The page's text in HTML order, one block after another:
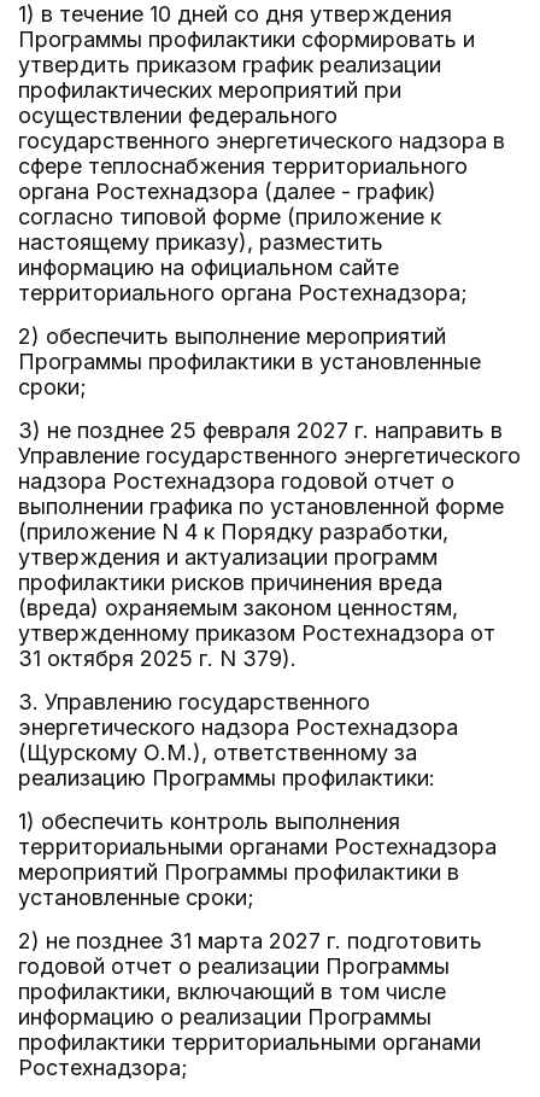
1) в течение 10 дней со дня утверждения
Программы профилактики сформировать и
утвердить приказом график реализации
профилактических мероприятий при
осуществлении федерального
государственного энергетического надзора в
сфере теплоснабжения территориального
органа Ростехнадзора (далее - график)
согласно типовой форме (приложение к
настоящему приказу), разместить
информацию на официальном сайте
территориального органа Ростехнадзора;
2) обеспечить выполнение мероприятий
Программы профилактики в установленные
сроки;
3) не позднее 25 февраля 2027 г. направить в
Управление государственного энергетического
надзора Ростехнадзора годовой отчет о
выполнении графика по установленной форме
(приложение N 4 к Порядку разработки,
утверждения и актуализации программ
профилактики рисков причинения вреда
(вреда) охраняемым законом ценностям,
утвержденному приказом Ростехнадзора от
31 октября 2025 г. N 379).
3. Управлению государственного
энергетического надзора Ростехнадзора
(Щурскому О.М.), ответственному за
реализацию Программы профилактики:
1) обеспечить контроль выполнения
территориальными органами Ростехнадзора
мероприятий Программы профилактики в
установленные сроки;
2) не позднее 31 марта 2027 г. подготовить
годовой отчет о реализации Программы
профилактики, включающий в том числе
информацию о реализации Программы
профилактики территориальными органами
Ростехнадзора;